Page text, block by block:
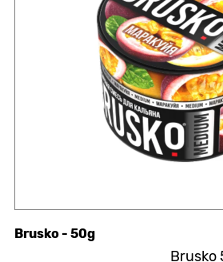
Brusko
Brusko - 50g